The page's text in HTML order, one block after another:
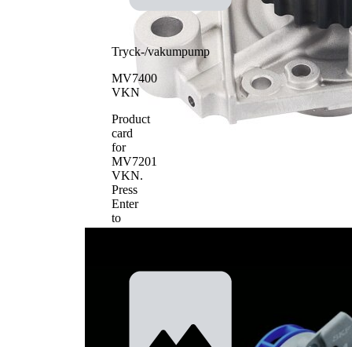
Tryck-/vakumpump
MV7400
VKN
Product
card
for
MV7201
VKN.
Press
Enter
to
view